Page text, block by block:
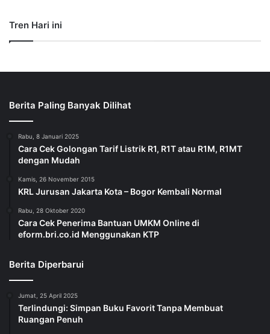
Tren Hari ini
Berita Paling Banyak Dilihat
Rabu, 8 Januari 2025
Cara Cek Golongan Tarif Listrik R1, R1T atau R1M, R1MT
dengan Mudah
Kamis, 26 November 2015
KRL Jurusan Jakarta Kota – Bogor Kembali Normal
Rabu, 28 Oktober 2020
Cara Cek Penerima Bantuan UMKM Online di
eform.bri.co.id Menggunakan KTP
Berita Diperbarui
Jumat, 25 April 2025
Terlindungi: Simpan Buku Favorit Tanpa Membuat
Ruangan Penuh